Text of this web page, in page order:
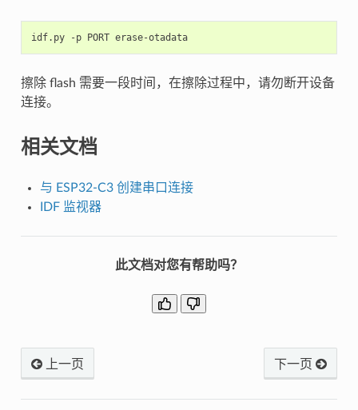
idf.py -p PORT erase-otadata
擦除 flash 需要一段时间，在擦除过程中，请勿断开设备
连接。
相关文档
与 ESP32-C3 创建串口连接
IDF 监视器
此文档对您有帮助吗？
上一页 下一页